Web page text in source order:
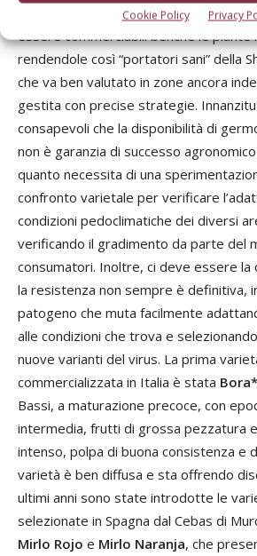
Cookie Policy Privacy
molti casi non esprimono sintomi sui
essere commerciabili benché le
rendendole così “portatori sani” della
che va ben valutato in zone ancora
gestita con precise strategie.
consapevoli che la disponibilità di
non è garanzia di successo
quanto necessita di una
confronto varietale per verificare
condizioni pedoclimatiche dei diversi
verificando il gradimento da parte del
consumatori. Inoltre, ci deve essere la
la resistenza non sempre è definitiva,
patogeno che muta facilmente
alle condizioni che trova e
nuove varianti del virus. La prima
commercializzata in Italia è stata Bora*
Bassi, a maturazione precoce, con
intermedia, frutti di grossa pezzatura
intenso, polpa di buona consistenza e
varietà è ben diffusa e sta offrendo
ultimi anni sono state introdotte le
selezionate in Spagna dal Cebas di
Mirlo Rojo e Mirlo Naranja, che